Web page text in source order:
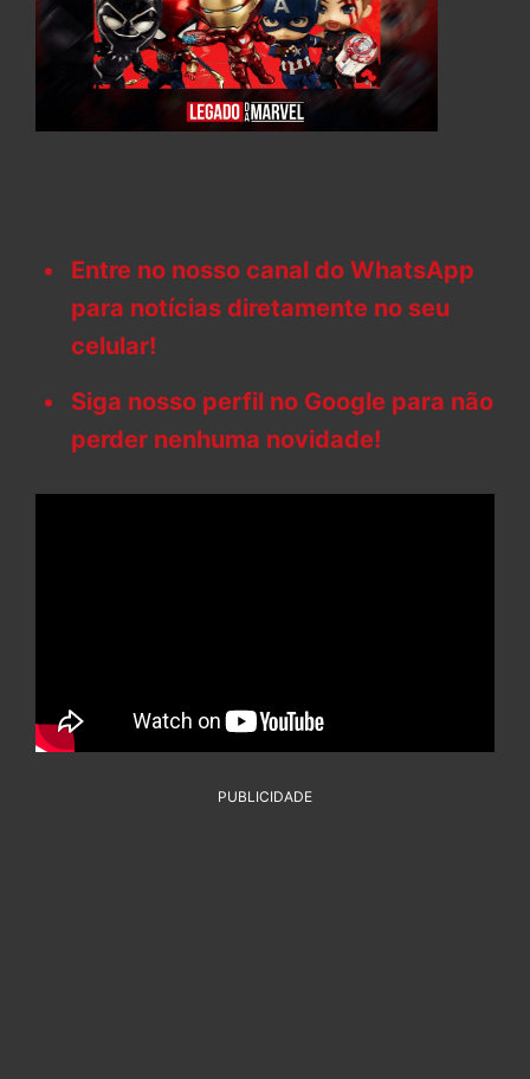
Entre no nosso canal do WhatsApp
para notícias diretamente no seu
celular!
Siga nosso perfil no Google para não
perder nenhuma novidade!
PUBLICIDADE